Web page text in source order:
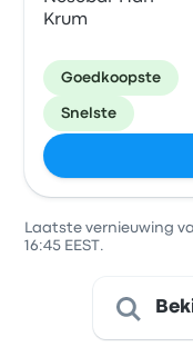
Krum
Goedkoopste
Snelste
Laatste vernieuwing
16:45 EEST.